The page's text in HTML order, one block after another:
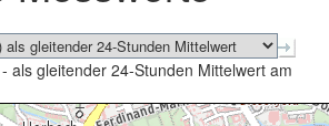
- als gleitender 24-Stunden Mittelwert am